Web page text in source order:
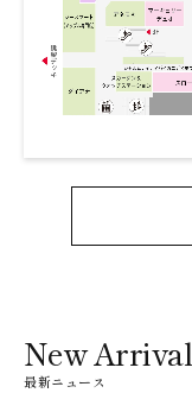
New Arrival
最新ニュース